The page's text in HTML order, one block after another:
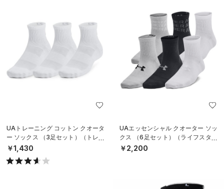
UAトレーニング コットン クオータ
ー ソックス （3足セット）（トレー
ニング/UNISEX）
￥1,430
UAエッセンシャル クオーター ソッ
クス （6足セット）（ライフスタイ
ル/KIDS）
￥2,200